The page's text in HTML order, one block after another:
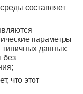
лента
составляет
параметры
типичных данных;
без
что этот